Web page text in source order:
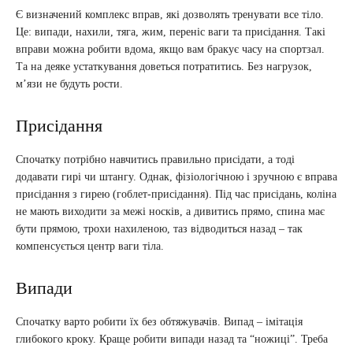
Є визначений комплекс вправ, які дозволять тренувати все тіло.
Це: випади, нахили, тяга, жим, переніс ваги та присідання. Такі
вправи можна робити вдома, якщо вам бракує часу на спортзал.
Та на деяке устаткування доветься потратитись. Без нагрузок,
м’язи не будуть рости.
Присідання
Спочатку потрібно навчитись правильно присідати, а тоді
додавати гирі чи штангу. Однак, фізіологічною і зручною є вправа
присідання з гирею (гоблет-присідання). Під час присідань, коліна
не мають виходити за межі носків, а дивитись прямо, спина має
бути прямою, трохи нахиленою, таз відводиться назад – так
компенсується центр ваги тіла.
Випади
Спочатку варто робити їх без обтяжувачів. Випад – імітація
глибокого кроку. Краще робити випади назад та “ножиці”. Треба